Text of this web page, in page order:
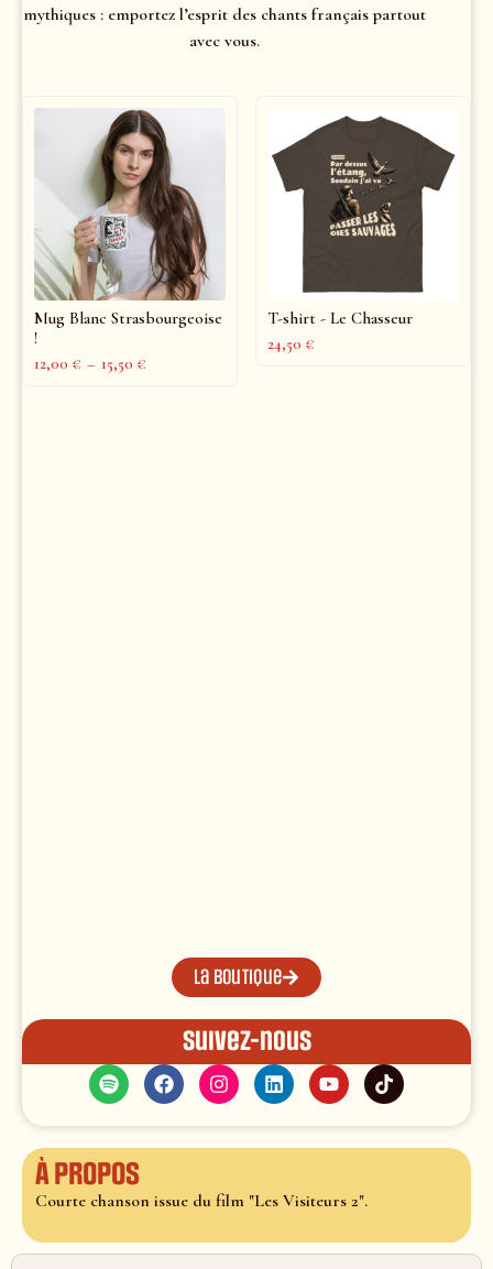
mythiques : emportez l’esprit des chants français partout
avec vous.
Mug Blanc Strasbourgeoise
!
12,00 € – 15,50 €
T-shirt - Le Chasseur
24,50 €
La boutique
Suivez-nous
À propos
Courte chanson issue du film "Les Visiteurs 2".